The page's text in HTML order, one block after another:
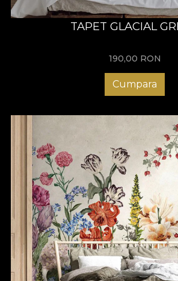
TAPET GLACIAL
190,00 RON
Cumpara